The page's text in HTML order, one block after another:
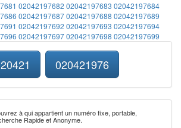
02042197682 02042197683 02042197684
0204219768702042197688 02042197689
02042197692 02042197693 02042197694
0204219769702042197698 02042197699
020421976
à qui appartient un numéro fixe, portable,
Rapide et Anonyme.